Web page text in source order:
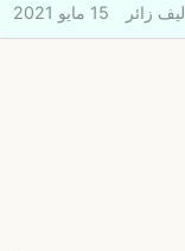
زائر 15 مايو 2021